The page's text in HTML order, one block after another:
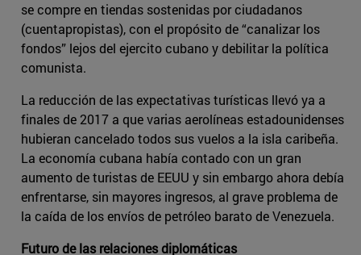
se compre en tiendas sostenidas por ciudadanos
(cuentapropistas), con el propósito de “canalizar los
fondos” lejos del ejercito cubano y debilitar la política
comunista.
La reducción de las expectativas turísticas llevó ya a
finales de 2017 a que varias aerolíneas estadounidenses
hubieran cancelado todos sus vuelos a la isla caribeña.
La economía cubana había contado con un gran
aumento de turistas de EEUU y sin embargo ahora debía
enfrentarse, sin mayores ingresos, al grave problema de
la caída de los envíos de petróleo barato de Venezuela.
Futuro de las relaciones diplomáticas